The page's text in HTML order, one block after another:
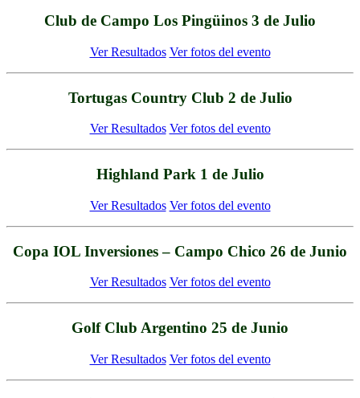
Club de Campo Los Pingüinos 3 de Julio
Ver Resultados Ver fotos del evento
Tortugas Country Club 2 de Julio
Ver Resultados Ver fotos del evento
Highland Park 1 de Julio
Ver Resultados Ver fotos del evento
Copa IOL Inversiones – Campo Chico 26 de Junio
Ver Resultados Ver fotos del evento
Golf Club Argentino 25 de Junio
Ver Resultados Ver fotos del evento